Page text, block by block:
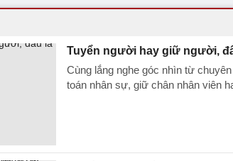
Tuyển người hay giữ người,
Cùng lắng nghe góc nhìn từ
toán nhân sự, giữ chân nhân viên